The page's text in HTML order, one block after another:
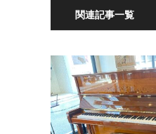
関連記事一覧